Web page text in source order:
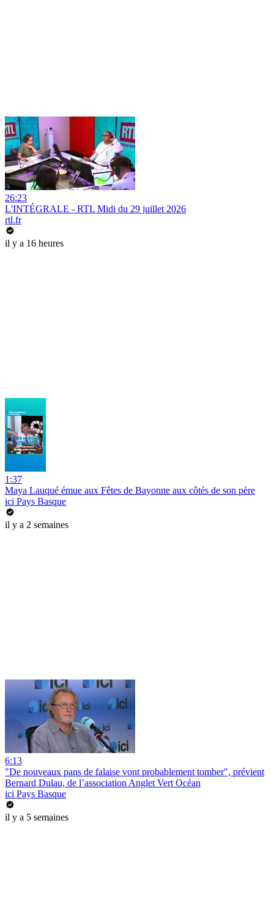
26:23
L'INTÉGRALE - RTL Midi du 29 juillet 2026
rtl.fr
il y a 16 heures
1:37
Maya Lauqué émue aux Fêtes de Bayonne aux côtés de son père
ici Pays Basque
il y a 2 semaines
6:13
"De nouveaux pans de falaise vont probablement tomber", prévient
Bernard Dulau, de l’association Anglet Vert Océan
ici Pays Basque
il y a 5 semaines